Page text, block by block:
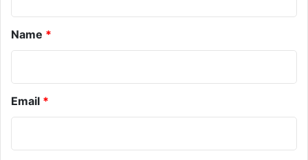
Name *
Email *